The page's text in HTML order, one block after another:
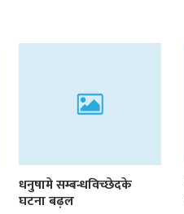
धनुषामे सम्बन्धविच्छेदके
घटना बढ़ल